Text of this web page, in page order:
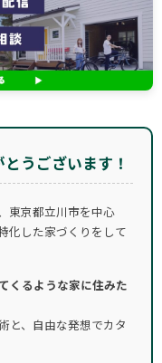
うございます！
東京都立川市を中心
化した家づくりをして
くるような家に住みた
と、自由な発想でカタ